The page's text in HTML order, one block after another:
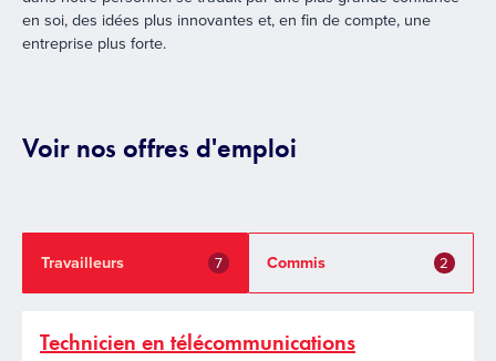
en soi, des idées plus innovantes et, en fin de compte, une
entreprise plus forte.
Voir nos offres d'emploi
Travailleurs 7 Commis 2
Technicien en télécommunications